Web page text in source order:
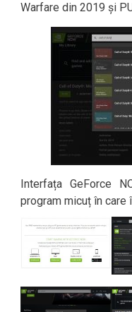
Warfare din 2019 și
Interfața GeForce
program micuț în